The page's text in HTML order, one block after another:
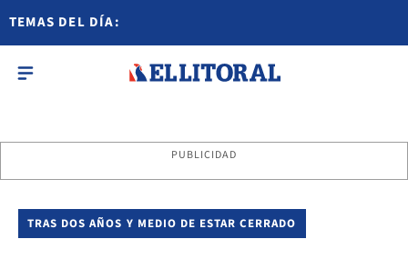
TEMAS DEL DÍA:
PUBLICIDAD
TRAS DOS AÑOS Y MEDIO DE ESTAR CERRADO